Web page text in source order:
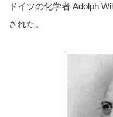
ドイツの化学者 Adolph
された。